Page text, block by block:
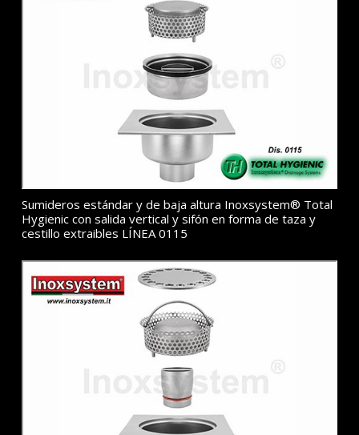
Sumideros estándar y de baja altura Inoxsystem® Total
Hygienic con salida vertical y sifón en forma de taza y
cestillo extraibles LÍNEA 0115